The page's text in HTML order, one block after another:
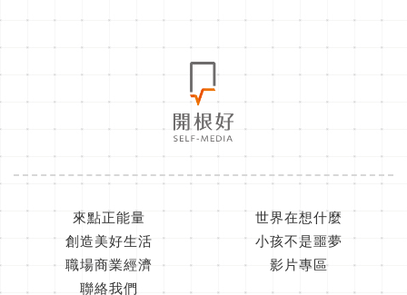
來點正能量
世界在想什麼
創造美好生活
小孩不是噩夢
職場商業經濟
影片專區
聯絡我們